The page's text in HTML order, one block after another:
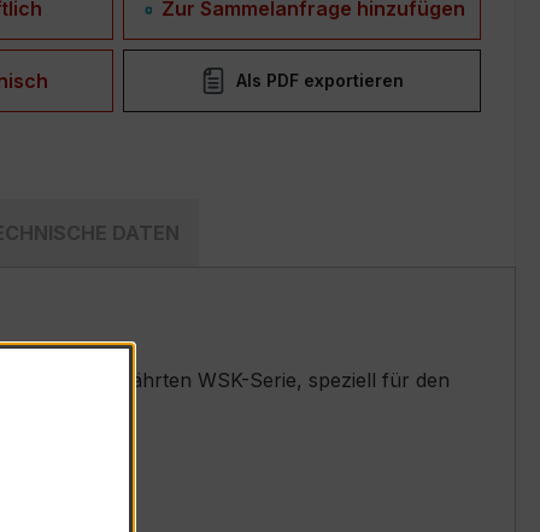
Zur Sammelanfrage hinzufügen
Als PDF exportieren
DATEN
der bewährten WSK-Serie, speziell für den